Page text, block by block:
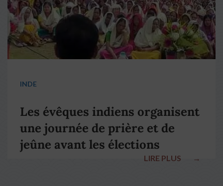
INDE
Les évêques indiens organisent
une journée de prière et de
jeûne avant les élections
LIRE PLUS →